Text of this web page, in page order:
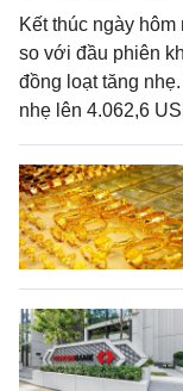
Kết thúc ngày
so với đầu phiên
đồng loạt tăng
nhẹ lên 4.062,6